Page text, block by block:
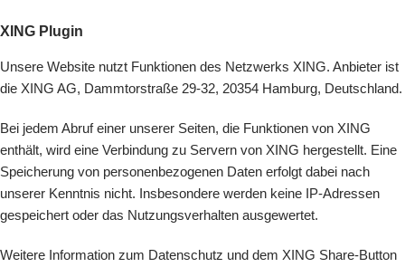
XING Plugin
Unsere Website nutzt Funktionen des Netzwerks XING. Anbieter ist
die XING AG, Dammtorstraße 29-32, 20354 Hamburg, Deutschland.
Bei jedem Abruf einer unserer Seiten, die Funktionen von XING
enthält, wird eine Verbindung zu Servern von XING hergestellt. Eine
Speicherung von personenbezogenen Daten erfolgt dabei nach
unserer Kenntnis nicht. Insbesondere werden keine IP-Adressen
gespeichert oder das Nutzungsverhalten ausgewertet.
Weitere Information zum Datenschutz und dem XING Share-Button